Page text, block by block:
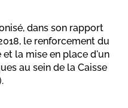
dans son rapport
le renforcement du
la mise en place d'un
au sein de la Caisse